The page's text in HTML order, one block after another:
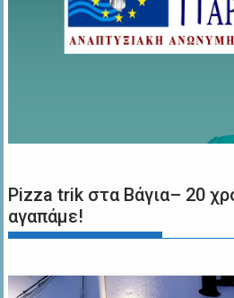
Pizza trik στα Βάγια– 20
αγαπάμε!